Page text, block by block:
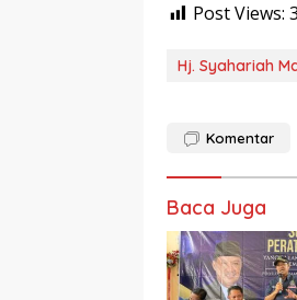
Post Views:
Hj. Syahariah
Komentar
Baca Juga